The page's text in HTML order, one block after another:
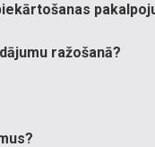
ražošanā?